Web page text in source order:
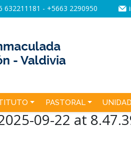
632211181 - +5663 2290950
PASTORAL
09-22 at